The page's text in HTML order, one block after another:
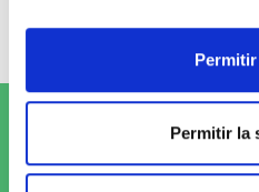
Permitir la
Escribe tu opinión
Suscríbete al
de las